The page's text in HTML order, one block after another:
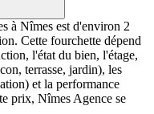
à Nîmes est d'environ 2
Cette fourchette dépend
l'état du bien, l'étage,
terrasse, jardin), les
et la performance
prix, Nîmes Agence se